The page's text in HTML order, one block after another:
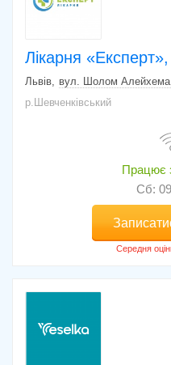
Лікарня
Львів
вул. Шолом
р.Шевченківський
Працює
Сб: